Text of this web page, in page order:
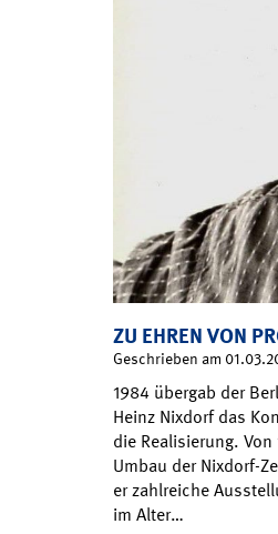
ZU EHREN VON
Geschrieben am
1984 übergab der
Heinz Nixdorf das
die Realisierung.
Umbau der Nixdorf-
er zahlreiche
im Alter…